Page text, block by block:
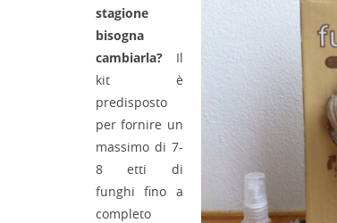
stagione
bisogna
cambiarla? Il
kit è
predisposto
per fornire un
massimo di 7-
8 etti di
funghi fino a
completo